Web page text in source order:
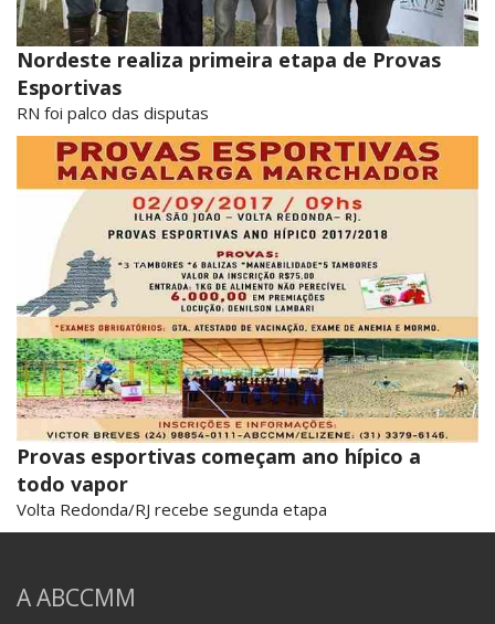
Nordeste realiza primeira etapa de Provas
Esportivas
RN foi palco das disputas
Provas esportivas começam ano hípico a
todo vapor
Volta Redonda/RJ recebe segunda etapa
A ABCCMM